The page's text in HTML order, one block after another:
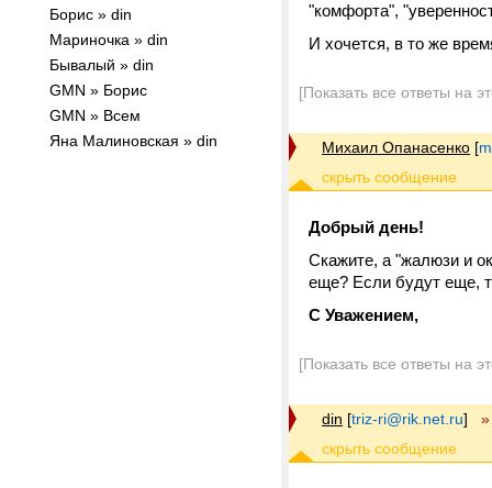
Борис » din
Мариночка » din
Бывалый » din
GMN » Борис
GMN » Всем
Яна Малиновская » din
"комфорта",
И хочется, в то же
[Показать все ответы на
Михаил Опанасенко [
Добрый день!
Скажите, а "жалюзи и
еще? Если будут еще,
С Уважением,
[Показать все ответы на
din [triz-ri@rik.net.ru] »